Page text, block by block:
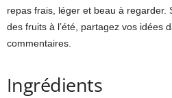
repas frais, léger et beau à regarder.
des fruits à l’été, partagez vos idées
commentaires.
Ingrédients